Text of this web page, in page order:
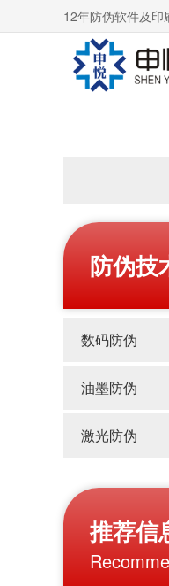
12年防伪软件及
防伪技
数码防伪
油墨防伪
激光防伪
推荐信